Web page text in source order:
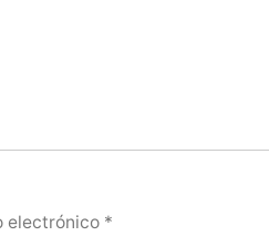
electrónico *